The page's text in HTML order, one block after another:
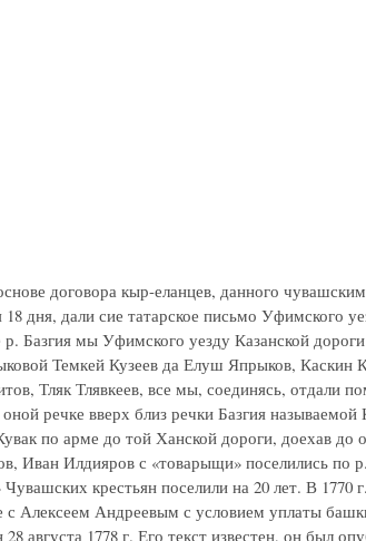
договора кыр-еланцев, данного
дня, дали сие татарское письмо Уфимского
Базгия мы Уфимского уезду Казанской
Темкей Кузеев да Елуш Япрыков, Каскин
Тляк Тлявкеев, все мы, соединясь, отдали
речке вверх близ речки Базгия
по арме до той Ханской дороги, доехав до
Илдияров с «товарыщи» поселились по р.
крестьян поселили на 20 лет. В 1770
Алексеем Андреевым с условием уплаты
августа 1778 г. Его текст известен, он был